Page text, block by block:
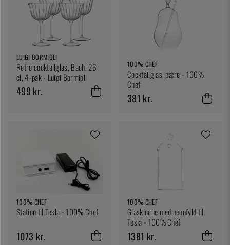
LUIGI BORMIOLI
Retro cocktailglas, Bach, 26
cl, 4-pak - Luigi Bormioli
499 kr.
100% CHEF
Cocktailglas, pære - 100%
Chef
381 kr.
100% CHEF
Station til Tesla - 100% Chef
1073 kr.
100% CHEF
Glaskloche med neonfyld til
Tesla - 100% Chef
1381 kr.